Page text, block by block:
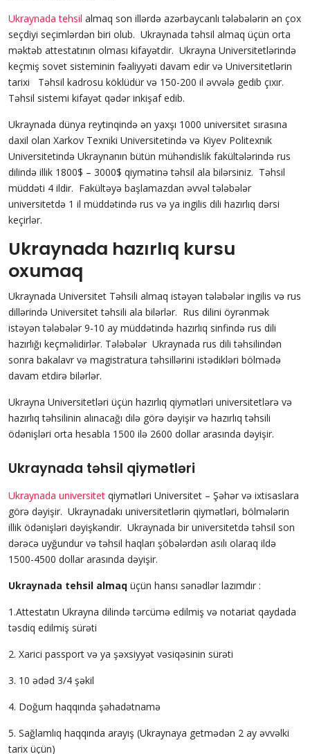
Ukraynada tehsil almaq son illərdə azərbaycanlı tələbələrin ən çox
seçdiyi seçimlərdən biri olub. Ukraynada təhsil almaq üçün orta
məktəb attestatının olması kifayətdir. Ukrayna Universitetlərində
keçmiş sovet sisteminin fəaliyyəti davam edir və Universitetlərin
tarixi Təhsil kadrosu köklüdür və 150-200 il əvvələ gedib çıxır.
Təhsil sistemi kifayət qədər inkişaf edib.
Ukraynada dünya reytinqində ən yaxşı 1000 universitet sırasına
daxil olan Xarkov Texniki Universitetində və Kiyev Politexnik
Universitetində Ukraynanın bütün mühəndislik fakültələrində rus
dilində illik 1800$ – 3000$ qiymətinə təhsil ala bilərsiniz. Təhsil
müddəti 4 ildir. Fakültəyə başlamazdan əvvəl tələbələr
universitetdə 1 il müddətində rus və ya ingilis dili hazırlıq dərsi
keçirlər.
Ukraynada hazırlıq kursu
oxumaq
Ukraynada Universitet Təhsili almaq istəyən tələbələr ingilis və rus
dillərində Universitet təhsili ala bilərlər. Rus dilini öyrənmək
istəyən tələbələr 9-10 ay müddətində hazırlıq sinfində rus dili
hazırlığı keçməlidirlər. Tələbələr Ukraynada rus dili təhsilindən
sonra bakalavr və magistratura təhsillərini istədikləri bölmədə
davam etdirə bilərlər.
Ukrayna Universitetləri üçün hazırlıq qiymətləri universitetlərə və
hazırlıq təhsilinin alınacağı dilə görə dəyişir və hazırlıq təhsili
ödənişləri orta hesabla 1500 ilə 2600 dollar arasında dəyişir.
Ukraynada təhsil qiymətləri
Ukraynada universitet qiymətləri Universitet – Şəhər və ixtisaslara
görə dəyişir. Ukraynadakı universitetlərin qiymətləri, bölmələrin
illik ödənişləri dəyişkəndir. Ukraynada bir universitetdə təhsil son
dərəcə uyğundur və təhsil haqları şöbələrdən asılı olaraq ildə
1500-4500 dollar arasında dəyişir.
Ukraynada tehsil almaq üçün hansı sənədlər lazımdır :
1.Attestatın Ukrayna dilində tərcümə edilmiş və notariat qaydada
təsdiq edilmiş sürəti
2. Xarici passport və ya şəxsiyyət vəsiqəsinin sürəti
3. 10 ədəd 3/4 şəkil
4. Doğum haqqında şəhadətnamə
5. Sağlamlıq haqqında arayış (Ukraynaya getmədən 2 ay əvvəlki
tarix üçün)